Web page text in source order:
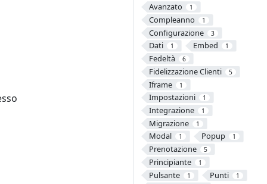
Avanzato 1
Compleanno 1
Configurazione 3
Dati 1 Embed 1
Fedeltà 6
Fidelizzazione Clienti 5
Iframe 1
Impostazioni 1
Integrazione 1
Migrazione 1
Modal 1 Popup 1
Prenotazione 5
Principiante 1
Pulsante 1 Punti 1